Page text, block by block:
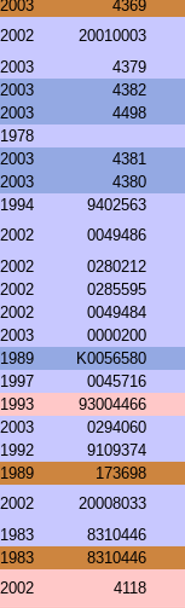
2003
4369
2002
20010003
2003
4379
2003
4382
2003
4498
1978
2003
4381
2003
4380
1994
9402563
2002
0049486
2002
0280212
2002
0285595
2002
0049484
2003
0000200
1989
K0056580
1997
0045716
1993
93004466
2003
0294060
1992
9109374
1989
173698
2002
20008033
1983
8310446
1983
8310446
2002
4118